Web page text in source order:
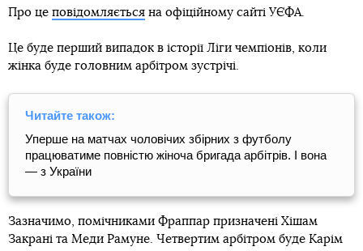
Про це повідомляється на офіційному сайті УЄФА.
Це буде перший випадок в історії Ліги чемпіонів, коли
жінка буде головним арбітром зустрічі.
Читайте також:
Уперше на матчах чоловічих збірних з футболу
працюватиме повністю жіноча бригада арбітрів. І вона
— з України
Зазначимо, помічниками Фраппар призначені Хішам
Закрані та Меди Рамуне. Четвертим арбітром буде Карім